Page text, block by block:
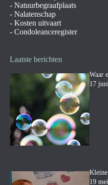
- Natuurbegraafplaats
- Nalatenschap
- Kosten uitvaart
- Condoleanceregister
Laatste berichten
Waar
17
19